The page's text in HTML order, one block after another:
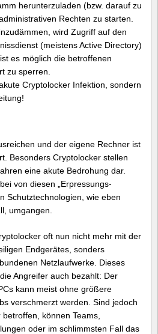
herunterzuladen (bzw. darauf zu
Rechten zu starten.
wird Zugriff auf den
(meistens Active Directory)
es möglich die betroffenen
zu sperren.
Cryptolocker Infektion, sondern
und der eigene Rechner ist
Besonders Cryptolocker stellen
eine akute Bedrohung dar.
von diesen „Erpressungs-
Schutztechnologien, wie eben
umgangen.
oft nun nicht mehr mit der
Endgerätes, sonders
Netzlaufwerke. Dieses
Angreifer auch bezahlt: Der
kann meist ohne größere
verschmerzt werden. Sind jedoch
können Teams,
oder im schlimmsten Fall das